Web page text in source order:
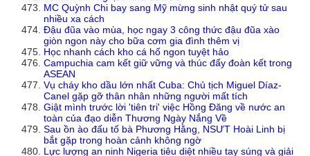
MC Quỳnh Chi bay sang Mỹ mừng sinh nhật quý tử sau
nhiều xa cách
Đậu đũa vào mùa, học ngay 3 công thức đậu đũa xào
giòn ngon này cho bữa cơm gia đình thêm vị
Học nhanh cách kho cá hố ngon tuyệt hảo
Campuchia cam kết giữ vững và thúc đẩy đoàn kết trong
ASEAN
Vụ cháy kho dầu lớn nhất Cuba: Chủ tịch Miguel Díaz-
Canel gặp gỡ thân nhân những người mất tích
Giật mình trước lời 'tiên tri' việc Hồng Đăng về nước an
toàn của đạo diễn Thương Ngày Nắng Về
Sau ồn ào đấu tố bà Phương Hằng, NSƯT Hoài Linh bị
bắt gặp trong hoàn cảnh không ngờ
Lực lượng an ninh Nigeria tiêu diệt nhiều tay súng và giải